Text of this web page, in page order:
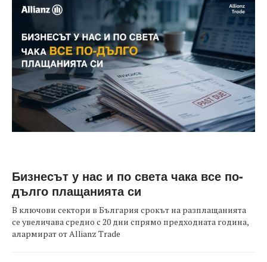
Бизнесът у нас и по света чака все по-
дълго плащанията си
В ключови сектори в България срокът на разплащанията
се увеличава средно с 20 дни спрямо предходната година,
алармират от Allianz Trade